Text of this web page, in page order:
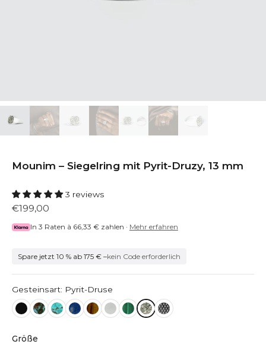
Mounim – Siegelring mit Pyrit-Druzy, 13 mm
3 reviews
€199,00
In 3 Raten à 66,33 €zahlen · Mehr erfahren
Spare jetzt 10 % ab 175 € –kein Code erforderlich
Gesteinsart: Pyrit-Druse
Größe